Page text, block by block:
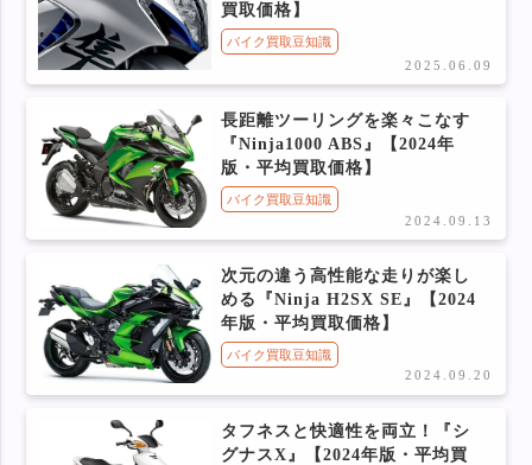
買取価格】
バイク買取豆知識
2025.06.09
長距離ツーリングを楽々こなす
『Ninja1000 ABS』【2024年
版・平均買取価格】
バイク買取豆知識
2024.09.13
次元の違う高性能な走りが楽し
める『Ninja H2SX SE』【2024
年版・平均買取価格】
バイク買取豆知識
2024.09.20
タフネスと快適性を両立！『シ
グナスX』【2024年版・平均買